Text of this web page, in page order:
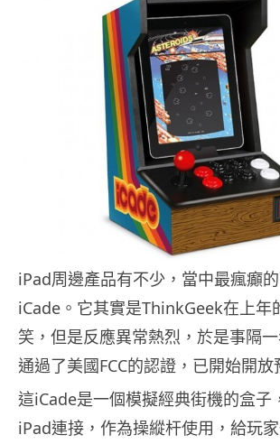
iPad周邊產品有不少，當中最瘋癲
iCade。它其實是ThinkGeek在上年
笑，但是反應異常熱烈，於是事隔
通過了美國FCC的認證，已開始開放
這iCade是一個模擬經典街機的盒子
iPad連接，作為操縱杆使用，給玩